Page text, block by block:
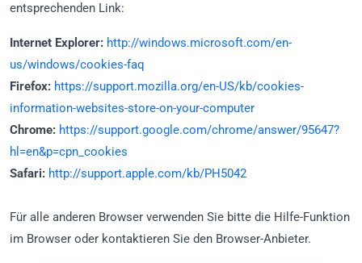
entsprechenden Link:
Internet Explorer: http://windows.microsoft.com/en-
us/windows/cookies-faq
Firefox: https://support.mozilla.org/en-US/kb/cookies-
information-websites-store-on-your-computer
Chrome: https://support.google.com/chrome/answer/95647?
hl=en&p=cpn_cookies
Safari: http://support.apple.com/kb/PH5042
Für alle anderen Browser verwenden Sie bitte die Hilfe-Funktion
im Browser oder kontaktieren Sie den Browser-Anbieter.